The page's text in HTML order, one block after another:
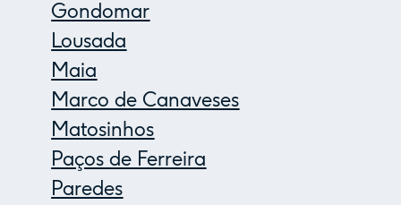
Gondomar
Lousada
Maia
Marco de Canaveses
Matosinhos
Paços de Ferreira
Paredes